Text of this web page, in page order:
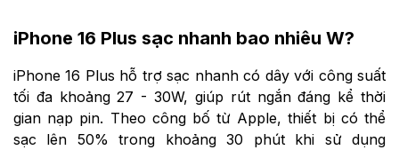
iPhone 16 Plus sạc nhanh bao nhiêu W?
iPhone 16 Plus hỗ trợ sạc nhanh có dây với công suất
tối đa khoảng 27 - 30W, giúp rút ngắn đáng kể thời
gian nạp pin. Theo công bố từ Apple, thiết bị có thể
sạc lên 50% trong khoảng 30 phút khi sử dụng